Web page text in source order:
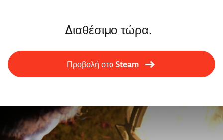
Διαθέσιμο τώρα.
Προβολή στο Steam